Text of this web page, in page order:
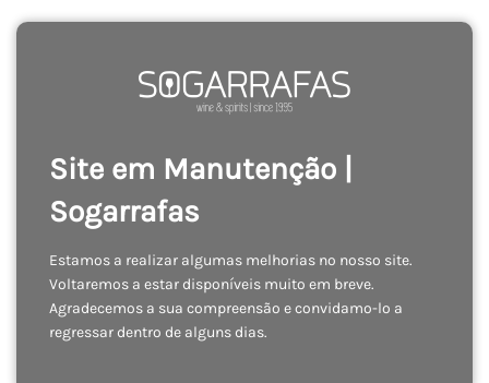
Site em Manutenção |
Sogarrafas
Estamos a realizar algumas melhorias no nosso site.
Voltaremos a estar disponíveis muito em breve.
Agradecemos a sua compreensão e convidamo-lo a
regressar dentro de alguns dias.